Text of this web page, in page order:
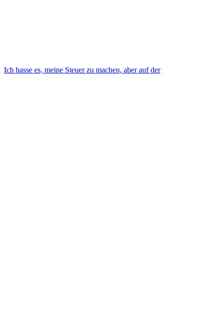
Ich hasse es, meine Steuer zu machen, aber auf der